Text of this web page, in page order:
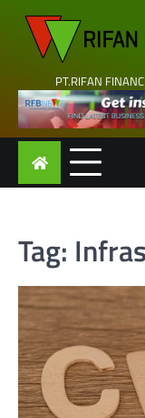
content
PT.RIFAN
Tag: